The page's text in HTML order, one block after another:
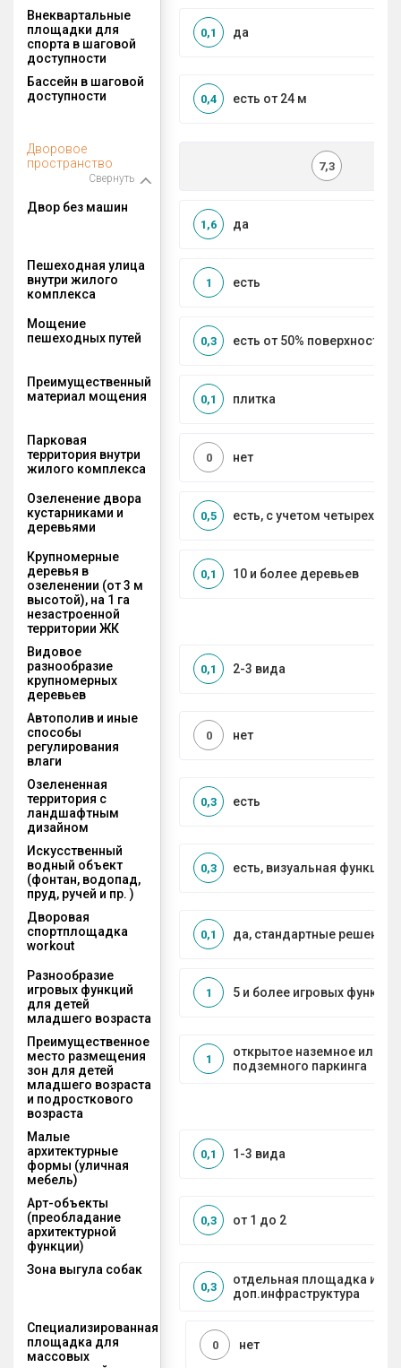
Внеквартальные
площадки для
спорта в шаговой
доступности
да
0,1
Бассейн в шаговой
доступности
есть от 24 м
0,4
Дворовое
пространство
Свернуть
7,3
Двор без машин
да
1,6
Пешеходная улица
внутри жилого
комплекса
есть
1
Мощение
пешеходных путей
есть от 50% поверхности
0,3
Преимущественный
материал мощения
плитка
0,1
Парковая
территория внутри
жилого комплекса
нет
0
Озеленение двора
кустарниками и
деревьями
есть, с учетом четырех
0,5
Крупномерные
деревья в
озеленении (от 3 м
высотой), на 1 га
незастроенной
территории ЖК
10 и более деревьев
0,1
Видовое
разнообразие
крупномерных
деревьев
2-3 вида
0,1
Автополив и иные
способы
регулирования
влаги
нет
0
Озелененная
территория с
ландшафтным
дизайном
есть
0,3
Искусственный
водный объект
(фонтан, водопад,
пруд, ручей и пр. )
есть, визуальная функция
0,3
Дворовая
спортплощадка
workout
да, стандартные решения
0,1
Разнообразие
игровых функций
для детей
младшего возраста
5 и более игровых функций
1
Преимущественное
место размещения
зон для детей
младшего возраста
и подросткового
возраста
открытое наземное или на
подземного паркинга
1
Малые
архитектурные
формы (уличная
мебель)
1-3 вида
0,1
Арт-объекты
(преобладание
архитектурной
функции)
от 1 до 2
0,3
Зона выгула собак
отдельная площадка и
доп.инфраструктура
0,3
Специализированная
площадка для
массовых
нет
0